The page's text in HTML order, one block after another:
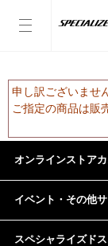
申し訳ございませ
ご指定の商品は販
オンラインストア
イベント・その他
スペシャライズド